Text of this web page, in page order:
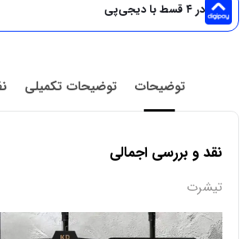
در ۴ قسط با دیجی‌پی
توضیحات توضیحات تکمیلی
نقد و بررسی اجمالی
تیشرت